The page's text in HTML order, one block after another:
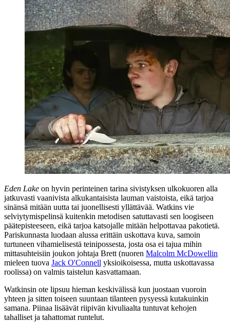
Eden Lake on hyvin perinteinen tarina sivistyksen ulkokuoren alla
jatkuvasti vaanivista alkukantaisista lauman vaistoista, eikä tarjoa
sinänsä mitään uutta tai juonellisesti yllättävää. Watkins vie
selviytymispelinsä kuitenkin metodisen satuttavasti sen loogiseen
päätepisteeseen, eikä tarjoa katsojalle mitään helpottavaa pakotietä.
Pariskunnasta luodaan alussa erittäin uskottava kuva, samoin
turtuneen vihamielisestä teinipossesta, josta osa ei tajua mihin
mittasuhteisiin joukon johtaja Brett (nuoren Malcolm McDowellin
mieleen tuova Jack O'Connell yksioikoisessa, mutta uskottavassa
roolissa) on valmis taistelun kasvattamaan.
Watkinsin ote lipsuu hieman keskivälissä kun juostaan vuoroin
yhteen ja sitten toiseen suuntaan tilanteen pysyessä kutakuinkin
samana. Piinaa lisäävät riipivän kivuliaalta tuntuvat kehojen
tahalliset ja tahattomat runtelut.